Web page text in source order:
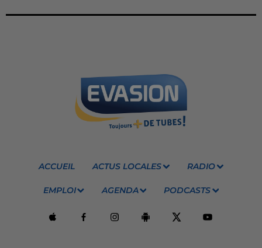
ACCUEIL ACTUS LOCALES RADIO
EMPLOI AGENDA PODCASTS